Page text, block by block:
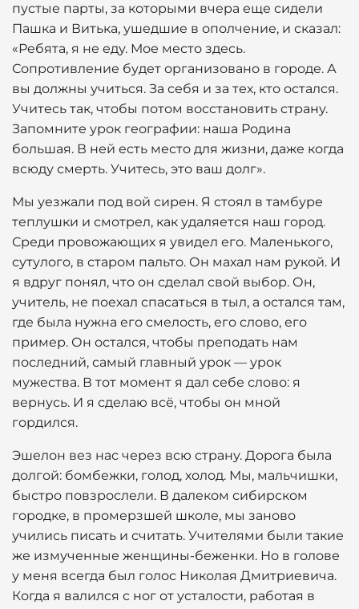
пустые парты, за которыми вчера еще сидели
Пашка и Витька, ушедшие в ополчение, и сказал:
«Ребята, я не еду. Мое место здесь.
Сопротивление будет организовано в городе. А
вы должны учиться. За себя и за тех, кто остался.
Учитесь так, чтобы потом восстановить страну.
Запомните урок географии: наша Родина
большая. В ней есть место для жизни, даже когда
всюду смерть. Учитесь, это ваш долг».
Мы уезжали под вой сирен. Я стоял в тамбуре
теплушки и смотрел, как удаляется наш город.
Среди провожающих я увидел его. Маленького,
сутулого, в старом пальто. Он махал нам рукой. И
я вдруг понял, что он сделал свой выбор. Он,
учитель, не поехал спасаться в тыл, а остался там,
где была нужна его смелость, его слово, его
пример. Он остался, чтобы преподать нам
последний, самый главный урок — урок
мужества. В тот момент я дал себе слово: я
вернусь. И я сделаю всё, чтобы он мной
гордился.
Эшелон вез нас через всю страну. Дорога была
долгой: бомбежки, голод, холод. Мы, мальчишки,
быстро повзрослели. В далеком сибирском
городке, в промерзшей школе, мы заново
учились писать и считать. Учителями были такие
же измученные женщины-беженки. Но в голове
у меня всегда был голос Николая Дмитриевича.
Когда я валился с ног от усталости, работая в